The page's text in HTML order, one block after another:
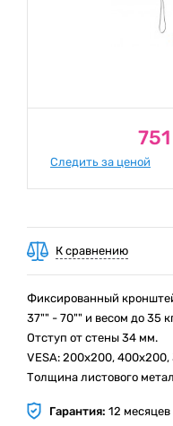
Следить за ценой
К сравнению
Фиксированный
37"" - 70"" и весом до 35
Отступ от стены 34 мм.
VESA: 200x200,
Толщина листового
Гарантия: 12 месяцев